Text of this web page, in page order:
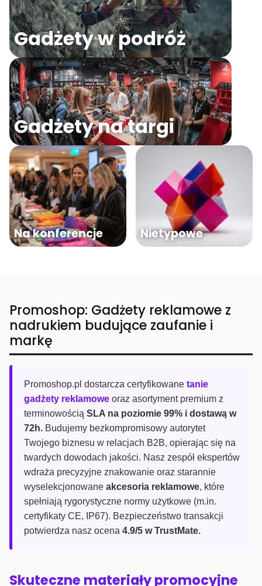
Gadżety w podróż
Gadżety na targi
Na konferencje Nietypowe
Promoshop: Gadżety reklamowe z
nadrukiem budujące zaufanie i
markę
Promoshop.pl dostarcza certyfikowane tanie
gadżety reklamowe oraz asortyment premium z
terminowością SLA na poziomie 99% i dostawą w
72h. Budujemy bezkompromisowy autorytet
Twojego biznesu w relacjach B2B, opierając się na
twardych dowodach jakości. Nasz zespół ekspertów
wdraża precyzyjne znakowanie oraz starannie
wyselekcjonowane akcesoria reklamowe, które
spełniają rygorystyczne normy użytkowe (m.in.
certyfikaty CE, IP67). Bezpieczeństwo transakcji
potwierdza nasz ocena 4.9/5 w TrustMate.
Skuteczne materiały promocyjne